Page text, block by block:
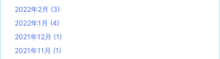
2022年2月 (3)
2022年1月 (4)
2021年12月 (1)
2021年11月 (1)